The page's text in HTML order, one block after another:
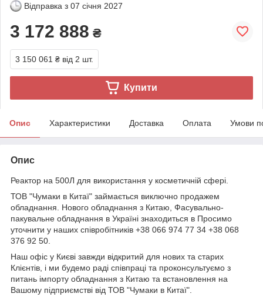
Відправка з 07 січня 2027
3 172 888 ₴
3 150 061 ₴ від 2 шт.
Купити
Опис Характеристики Доставка Оплата Умови
Опис
Реактор на 500Л для використання у косметичній сфері.
ТОВ "Чумаки в Китаї" займається виключно продажем
обладнання. Нового обладнання з Китаю, Фасувально-
пакувальне обладнання в Україні знаходиться в Просимо
уточнити у наших співробітників +38 066 974 77 34 +38 068
376 92 50.
Наш офіс у Києві завжди відкритий для нових та старих
Клієнтів, і ми будемо раді співпраці та проконсультуємо з
питань імпорту обладнання з Китаю та встановлення на
Вашому підприємстві від ТОВ "Чумаки в Китаї".